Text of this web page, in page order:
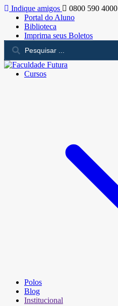
Indique amigos
0800 590 4000
Portal do Aluno
Biblioteca
Imprima seus Boletos
Cursos
Polos
Blog
Institucional